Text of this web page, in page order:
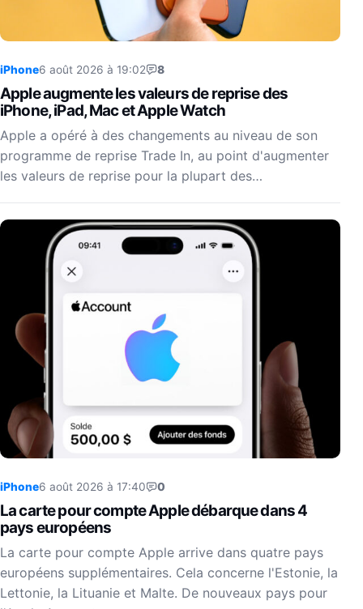
iPhone6 août 2026 à 19:02 8
Apple augmente les valeurs de reprise des
iPhone, iPad, Mac et Apple Watch
Apple a opéré à des changements au niveau de son
programme de reprise Trade In, au point d'augmenter
les valeurs de reprise pour la plupart des…
iPhone6 août 2026 à 17:40 0
La carte pour compte Apple débarque dans 4
pays européens
La carte pour compte Apple arrive dans quatre pays
européens supplémentaires. Cela concerne l'Estonie, la
Lettonie, la Lituanie et Malte. De nouveaux pays pour